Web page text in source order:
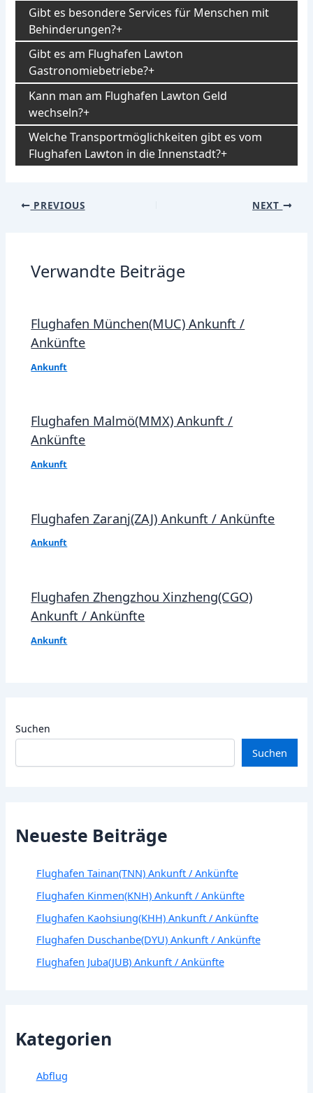
Gibt es besondere Services für Menschen mit
Behinderungen?
Gibt es am Flughafen Lawton
Gastronomiebetriebe?
Kann man am Flughafen Lawton Geld
wechseln?
Welche Transportmöglichkeiten gibt es vom
Flughafen Lawton in die Innenstadt?
Post
PREVIOUS NEXT
Verwandte Beiträge
Flughafen München(MUC) Ankunft /
Ankünfte
Ankunft
Flughafen Malmö(MMX) Ankunft /
Ankünfte
Ankunft
Flughafen Zaranj(ZAJ) Ankunft / Ankünfte
Ankunft
Flughafen Zhengzhou Xinzheng(CGO)
Ankunft / Ankünfte
Ankunft
Suchen
Suchen
Neueste Beiträge
Flughafen Tainan(TNN) Ankunft / Ankünfte
Flughafen Kinmen(KNH) Ankunft / Ankünfte
Flughafen Kaohsiung(KHH) Ankunft / Ankünfte
Flughafen Duschanbe(DYU) Ankunft / Ankünfte
Flughafen Juba(JUB) Ankunft / Ankünfte
Kategorien
Abflug